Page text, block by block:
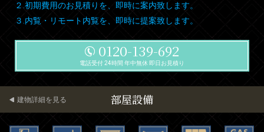
２.初期費用のお見積りを、即時に案内致します。
３.内覧・リモート内覧を、即時に提案致します。
0120-139-692
電話受付 24時間 年中無休 即日お見積り
部屋設備
建物詳細を見る